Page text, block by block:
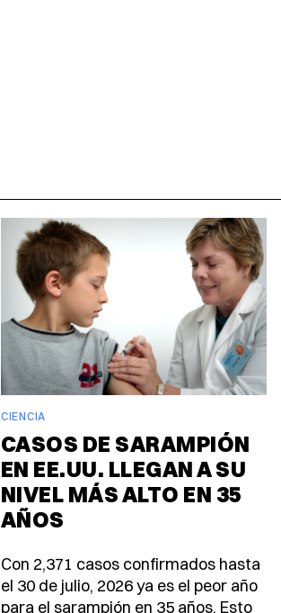
CIENCIA
CASOS DE SARAMPIÓN
EN EE.UU. LLEGAN A SU
NIVEL MÁS ALTO EN 35
AÑOS
Con 2,371 casos confirmados hasta
el 30 de julio, 2026 ya es el peor año
para el sarampión en 35 años. Esto